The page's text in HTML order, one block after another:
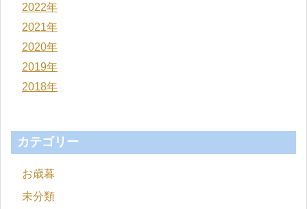
2022年
2021年
2020年
2019年
2018年
カテゴリー
お歳暮
未分類